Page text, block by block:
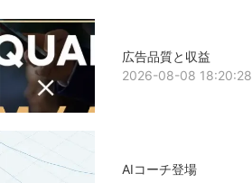
広告品質と収益
2026-08-08 18:20:28
AIコーチ登場